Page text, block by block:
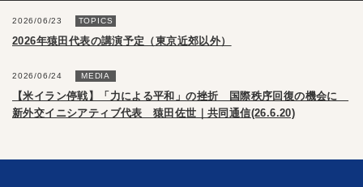
2026/06/23 TOPICS
2026年猿田代表の講演予定（東京近郊以外）
2026/06/24 MEDIA
【米イラン停戦】「力による平和」の挫折 国際秩序回復の機会に
新外交イニシアティブ代表 猿田佐世｜共同通信(26.6.20)